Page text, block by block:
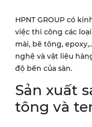
HPNT GROUP có
việc thi công các
mài, bê tông,
nghệ và vật liệu
độ bền của sàn.
Sản xuất
tông và